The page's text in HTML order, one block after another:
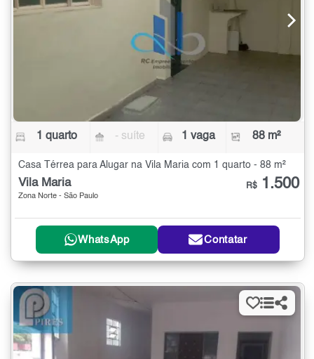
1 quarto - suíte 1 vaga 88 m²
Casa Térrea para Alugar na Vila Maria com 1 quarto - 88 m²
Vila Maria
Zona Norte - São Paulo
R$ 1.500
WhatsApp Contatar